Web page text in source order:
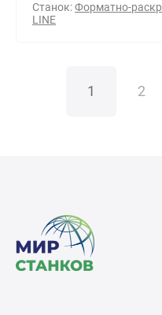
Станок:Форматно-
LINE
1 2